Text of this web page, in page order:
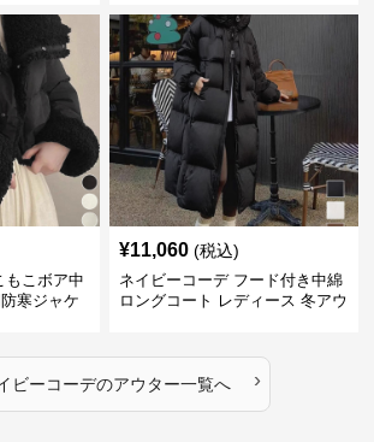
もこボア中
寒ジャケ
¥11,060 (税込)
ネイビーコーデ フード付き中綿
ロングコート レディース 冬アウ
ビーコーデのアウター一覧へ ›